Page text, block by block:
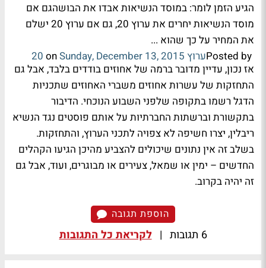
הגיע הזמן לומר: במוסד הנשיאות אבדו את הבושהגם אם
מוסד הנשיאות יחרים את ערוץ 20, גם אם ערוץ 20 ישלם
את המחיר על כך שהוא ...
Posted by ‎ערוץ 20 ‎ onSunday, December 13, 2015
אז נכון, עדיין מדובר ברמה של אחוזים בודדים בלבד, אבל גם
התחזקות של עשרות אחוזים משברי האחוזים שתכניות
הדגל רשמו בתקופה שלפני השבוע הנוכחי. הדיבור
בתקשורת וברשתות החברתיות על אותם פוסטים נגד הנשיא
ריבלין, יצרו חשיפה לא צפויה לתכני הערוץ, והתחזקות.
בשלב זה אין נתונים שיכולים להצביע מהיכן הגיעו הקהלים
החדשים – ימין או שמאל, צעירים או מבוגרים, ועוד, אבל גם
זה יהיה בקרוב.
הוספת תגובה
6 תגובות | לקריאת כל התגובות